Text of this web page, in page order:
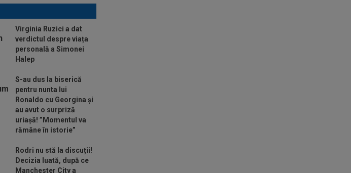
Virginia Ruzici a dat
verdictul despre viața
personală a Simonei
Halep
S-au dus la biserică
pentru nunta lui
Ronaldo cu Georgina și
au avut o surpriză
uriașă! ”Momentul va
rămâne în istorie”
Rodri nu stă la discuții!
Decizia luată, după ce
Manchester City a